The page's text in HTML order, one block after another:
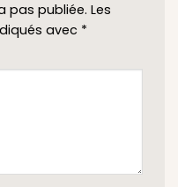
pas publiée. Les
avec *